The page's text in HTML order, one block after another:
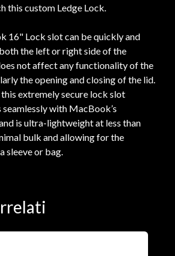
this custom Ledge Lock.
16" Lock slot can be quickly and
the left or right side of the
not affect any functionality of the
the opening and closing of the lid.
extremely secure lock slot
with MacBook’s
is ultra-lightweight at less than
bulk and allowing for the
sleeve or bag.